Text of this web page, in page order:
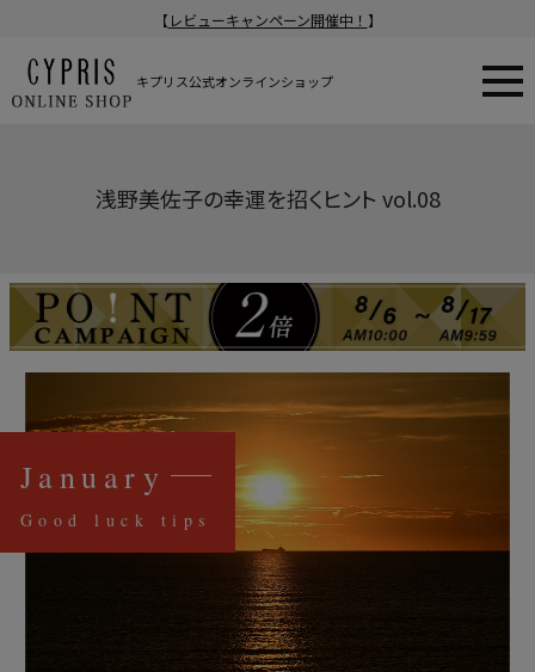
【 レビューキャンペーン開催中！ 】
キプリス公式オンラインショップ
浅野美佐子の幸運を招くヒント vol.08
January
Good luck tips